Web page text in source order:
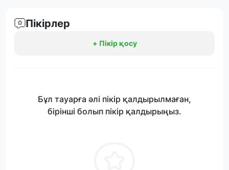
Пікірлер
+ Пікір қосу
Бұл тауарға әлі пікір қалдырылмаған,
бірінші болып пікір қалдырыңыз.